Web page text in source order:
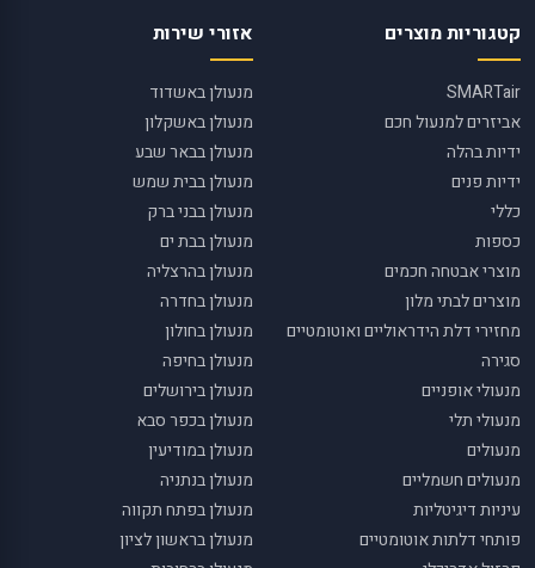
קטגוריות מוצרים
SMARTair
אביזרים למנעול חכם
ידיות בהלה
ידיות פנים
כללי
כספות
מוצרי אבטחה חכמים
מוצרים לבתי מלון
מחזירי דלת הידראוליים ואוטומטיים
סגירה
מנעולי אופניים
מנעולי תלי
מנעולים
מנעולים חשמליים
עיניות דיגיטליות
פותחי דלתות אוטומטיים
אזורי שירות
מנעולן באשדוד
מנעולן באשקלון
מנעולן בבאר שבע
מנעולן בבית שמש
מנעולן בבני ברק
מנעולן בבת ים
מנעולן בהרצליה
מנעולן בחדרה
מנעולן בחולון
מנעולן בחיפה
מנעולן בירושלים
מנעולן בכפר סבא
מנעולן במודיעין
מנעולן בנתניה
מנעולן בפתח תקווה
מנעולן בראשון לציון